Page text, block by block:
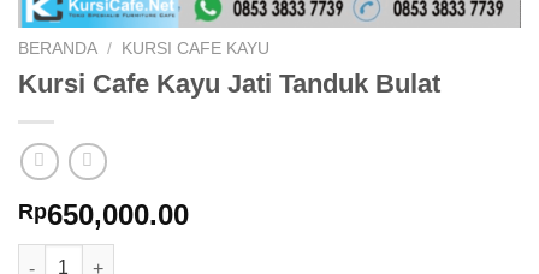
BERANDA / KURSI CAFE KAYU
Kursi Cafe Kayu Jati Tanduk Bulat
Rp650,000.00
Kuantitas Kursi Cafe Kayu Jati Tanduk Bulat